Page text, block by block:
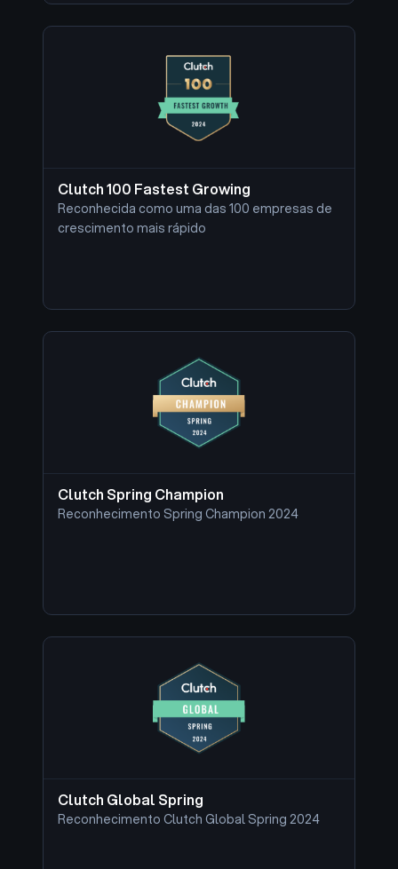
Clutch 100 Fastest Growing
Reconhecida como uma das 100 empresas de
crescimento mais rápido
Clutch Spring Champion
Reconhecimento Spring Champion 2024
Clutch Global Spring
Reconhecimento Clutch Global Spring 2024